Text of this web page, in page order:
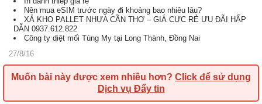
Nên mua eSIM trước ngày đi khoảng bao nhiêu lâu?
XẢ KHO PALLET NHỰA CẦN THƠ – GIÁ CỰC RẺ ƯU ĐÃI HẤP
DẪN 0937.612.822
Công ty diệt mối Tùng My tại Long Thành, Đồng Nai
27/8/16
Muốn bài này được xem nhiều hơn? Click để sử dụng
Dịch vụ Đẩy tin